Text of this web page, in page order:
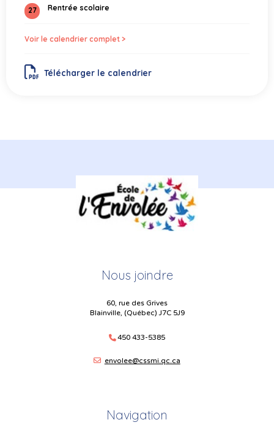
27 Rentrée scolaire
Voir le calendrier complet >
Télécharger le calendrier
Nous joindre
60, rue des Grives
Blainville, (Québec) J7C 5J9
450 433-5385
envolee@cssmi.qc.ca
Navigation